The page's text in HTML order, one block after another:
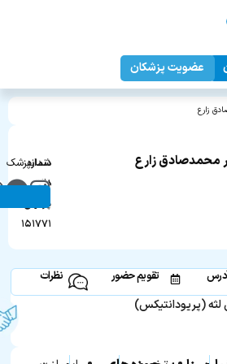
عضویت پزشکان
زارع
محمدصادق زارع
دندانپزشک
در
مشهد
شماره
نظام
پزشکی:
۱۵۱۷۷۱
تقویم حضور نظرات
(پریودانتیکس)